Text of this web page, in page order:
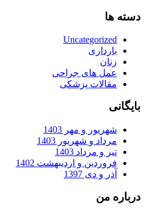
دسته ها
Uncategorized
بارداری
زنان
عمل های جراحی
مقالات پزشکی
بایگانی
شهریور و مهر 1403
مرداد و شهریور 1403
تیر و مرداد 1403
فروردین و اردیبهشت 1402
آذر و دی 1397
درباره من